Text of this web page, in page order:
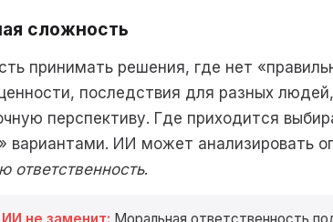
сложность
принимать решения, где нет
последствия для разных
перспективу. Где приходится
вариантами. ИИ может анализировать
ответственность.